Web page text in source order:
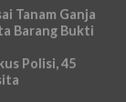
Tanam Ganja
Barang Bukti
Polisi, 45